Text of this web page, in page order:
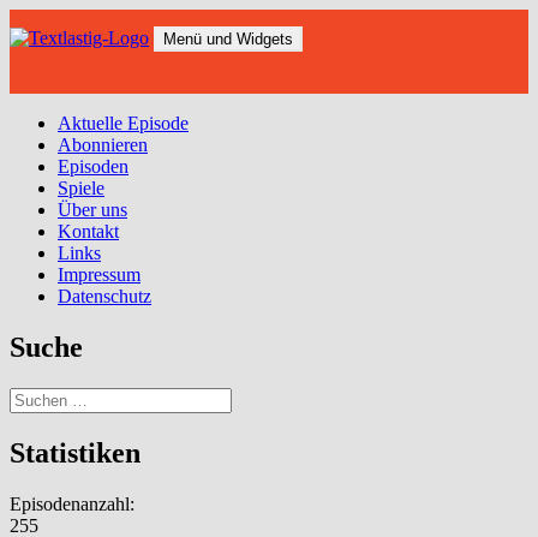
Inhalt
Menü und Widgets
Aktuelle Episode
Abonnieren
Episoden
Spiele
Über uns
Kontakt
Links
Impressum
Datenschutz
Suche
Suchen
nach:
Statistiken
Episodenanzahl:
255